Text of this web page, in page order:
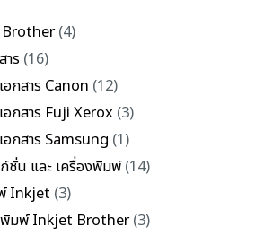
Brother(4)
าร (16)
อกสาร Canon (12)
อกสาร Fuji Xerox (3)
อกสาร Samsung (1)
ชั่น และ เครื่องพิมพ์(14)
Inkjet (3)
พิมพ์ Inkjet Brother(3)